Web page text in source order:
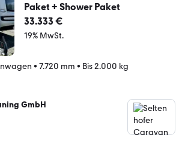
Paket + Shower Paket
33.333 €
19% MwSt.
• 7.720 mm • Bis 2.000 kg
GmbH